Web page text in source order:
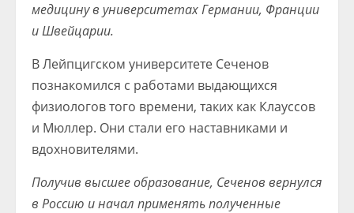
медицину в университетах Германии, Франции
и Швейцарии.
В Лейпцигском университете Сеченов
познакомился с работами выдающихся
физиологов того времени, таких как Клауссов
и Мюллер. Они стали его наставниками и
вдохновителями.
Получив высшее образование, Сеченов вернулся
в Россию и начал применять полученные